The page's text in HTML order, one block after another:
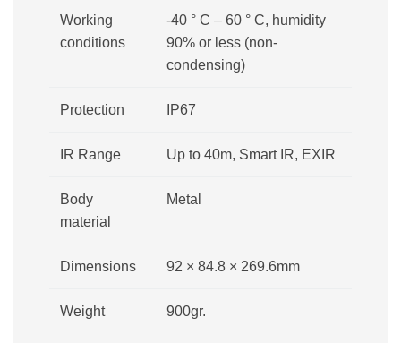
Working
conditions
-40 ° C – 60 ° C, humidity
90% or less (non-
condensing)
Protection IP67
IR Range Up to 40m, Smart IR, EXIR
Body
material
Metal
Dimensions 92 × 84.8 × 269.6mm
Weight 900gr.